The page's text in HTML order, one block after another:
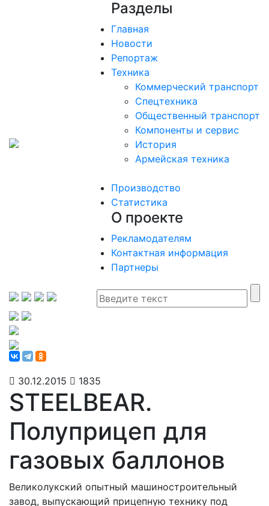
Разделы
Главная
Новости
Репортаж
Техника
Коммерческий транспорт
Спецтехника
Общественный транспорт
Компоненты и сервис
История
Армейская техника
Производство
Статистика
О проекте
Рекламодателям
Контактная информация
Партнеры
30.12.2015 1835
STEELBEAR.
Полуприцеп для
газовых баллонов
Великолукский опытный машиностроительный
завод, выпускающий прицепную технику под